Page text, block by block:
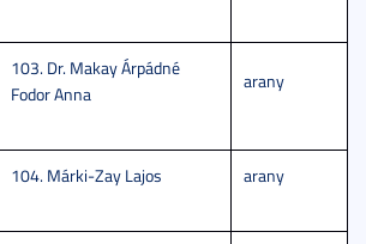
103. Dr. Makay Árpádné
Fodor Anna
arany
104. Márki-Zay Lajos arany